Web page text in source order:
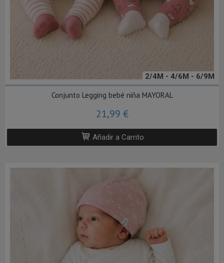
2/4M - 4/6M - 6/9M
Conjunto Legging bebé niña MAYORAL
21,99 €
Añadir a Carrito